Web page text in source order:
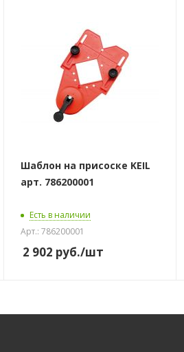
Шаблон на присоске KEIL
арт. 786200001
Есть в наличии
Арт.: 786200001
2 902 руб./шт